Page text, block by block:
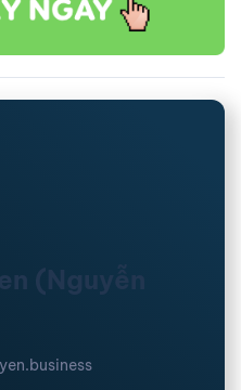
(Nguyễn